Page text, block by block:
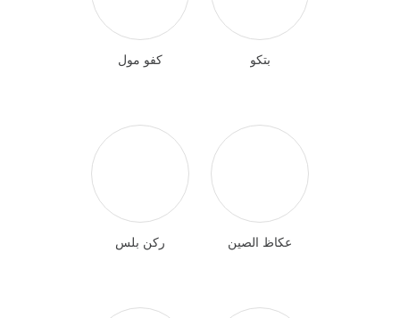
بتكو كفو مول
عكاظ الصين ركن بلس